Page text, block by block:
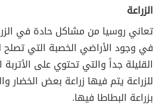
الزراعة
تعاني روسيا من مشاكل حادة في
في وجود الأراضي الخصبة التي تصلح
القليلة جداً والتي تحتوي على
للزراعة يتم فيها زراعة بعض الخضار
بزراعة البطاطا فيها.